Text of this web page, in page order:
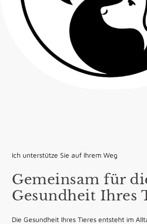
Ich unterstütze Sie auf Ihrem Weg
Gemeinsam für
Gesundheit Ihres
Die Gesundheit Ihres Tieres entsteht im